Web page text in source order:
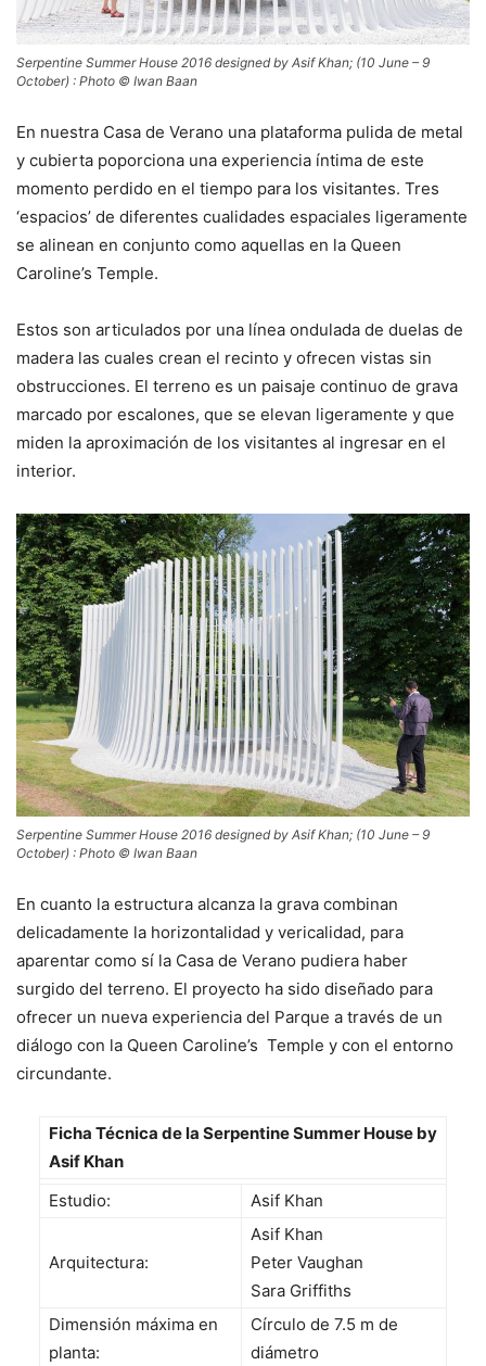
Serpentine Summer House 2016 designed by Asif Khan; (10 June – 9
October) : Photo © Iwan Baan
En nuestra Casa de Verano una plataforma pulida de metal
y cubierta poporciona una experiencia íntima de este
momento perdido en el tiempo para los visitantes. Tres
‘espacios’ de diferentes cualidades espaciales ligeramente
se alinean en conjunto como aquellas en la Queen
Caroline’s Temple.
Estos son articulados por una línea ondulada de duelas de
madera las cuales crean el recinto y ofrecen vistas sin
obstrucciones. El terreno es un paisaje continuo de grava
marcado por escalones, que se elevan ligeramente y que
miden la aproximación de los visitantes al ingresar en el
interior.
Serpentine Summer House 2016 designed by Asif Khan; (10 June – 9
October) : Photo © Iwan Baan
En cuanto la estructura alcanza la grava combinan
delicadamente la horizontalidad y vericalidad, para
aparentar como sí la Casa de Verano pudiera haber
surgido del terreno. El proyecto ha sido diseñado para
ofrecer un nueva experiencia del Parque a través de un
diálogo con la Queen Caroline’s Temple y con el entorno
circundante.
Ficha Técnica de la Serpentine Summer House by
Asif Khan
Estudio:
Asif Khan
Arquitectura:
Asif Khan
Peter Vaughan
Sara Griffiths
Dimensión máxima en
planta:
Círculo de 7.5 m de
diámetro